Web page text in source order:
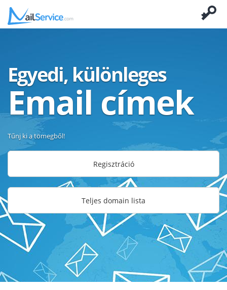
Egyedi, különleges
Email címek
Tűnj ki a tömegből!
Regisztráció
Teljes domain lista